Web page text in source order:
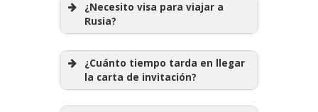
¿Necesito visa para viajar a
Rusia?
¿Cuánto tiempo tarda en llegar
la carta de invitación?